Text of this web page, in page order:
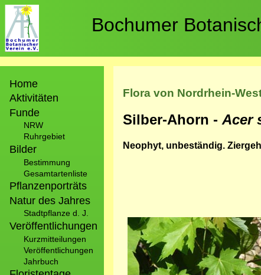
Direkt
zum
Inhalt
Bochumer
Home
Aktivitäten
Funde
NRW
Ruhrgebiet
Bilder
Bestimmung
Gesamtartenliste
Pflanzenporträts
Natur des Jahres
Stadtpflanze d. J.
Veröffentlichungen
Kurzmitteilungen
Veröffentlichungen
Jahrbuch
Flora von Nordrhein-
Silber-Ahorn - Acer
Neophyt, unbeständig.
Bild